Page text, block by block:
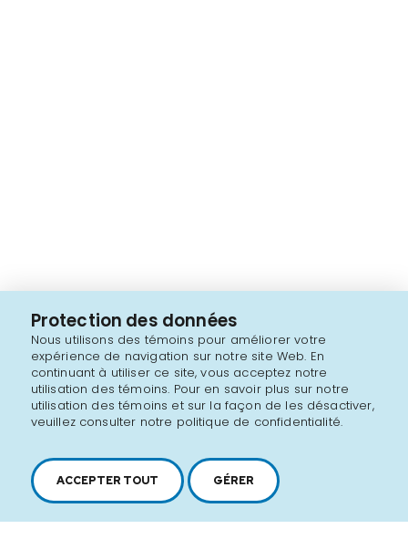
Protection des données
Nous utilisons des témoins pour améliorer votre
expérience de navigation sur notre site Web. En
continuant à utiliser ce site, vous acceptez notre
utilisation des témoins. Pour en savoir plus sur notre
utilisation des témoins et sur la façon de les désactiver,
veuillez consulter notre politique de confidentialité.
ACCEPTER TOUT GÉRER